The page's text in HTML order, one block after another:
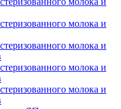
молока и
молока и
молока и
молока и